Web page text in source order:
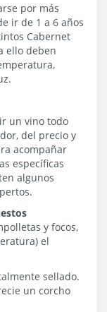
por más
ir de 1 a 6 años
Cabernet
ello deben
un vino todo
del precio y
acompañar
específicas
algunos
y focos,
el
sellado.
un corcho